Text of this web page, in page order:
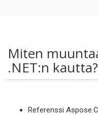
Miten
.NET:n kautta?
Referenssi